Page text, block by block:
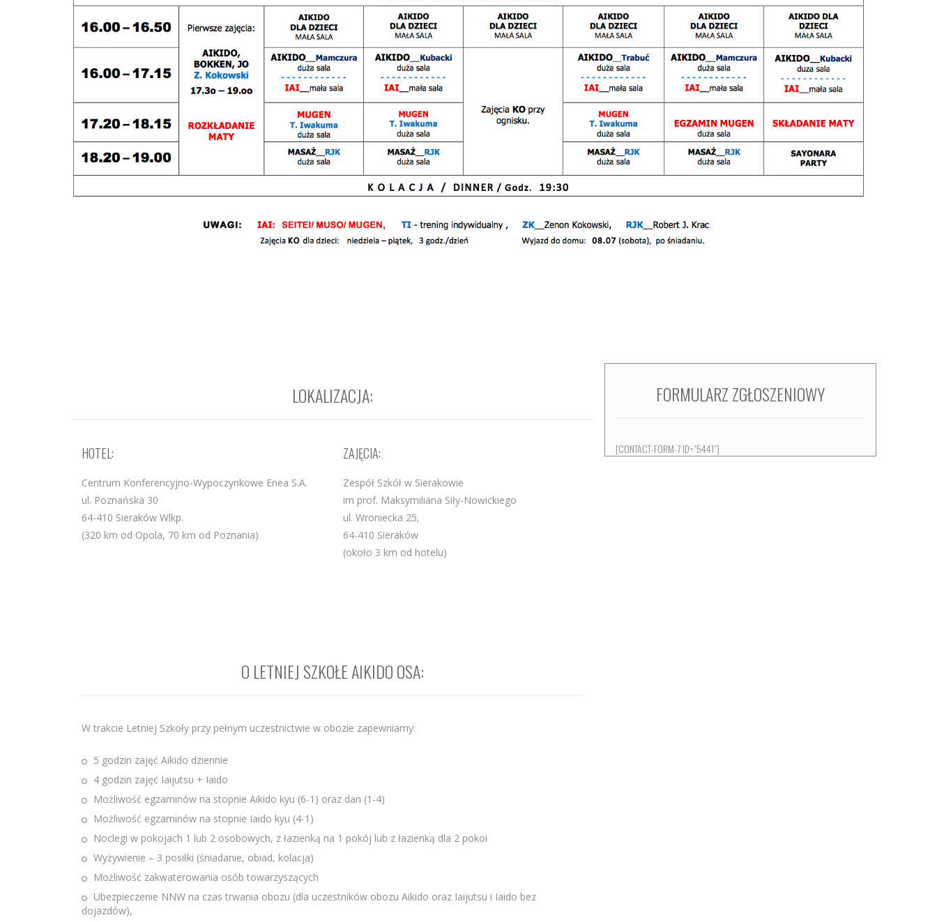
LOKALIZACJA:
HOTEL:
Centrum Konferencyjno-Wypoczynkowe Enea S.A.
ul. Poznańska 30
64-410 Sieraków Wlkp.
(320 km od Opola, 70 km od Poznania)
ZAJĘCIA:
Zespół Szkół w Sierakowie
im prof. Maksymiliana Siły-Nowickiego
ul. Wroniecka 25,
64-410 Sieraków
(około 3 km od hotelu)
O LETNIEJ SZKOŁE AIKIDO OSA:
W trakcie Letniej Szkoły przy pełnym uczestnictwie w obozie zapewniamy:
5 godzin zajęć Aikido dziennie
4 godzin zajęć Iaijutsu + Iaido
Możliwość egzaminów na stopnie Aikido kyu (6-1) oraz dan (1-4)
Możliwość egzaminów na stopnie Iaido kyu (4-1)
Noclegi w pokojach 1 lub 2 osobowych, z łazienką na 1 pokój lub z łazienką dla 2 pokoi
Wyżywienie – 3 posiłki (śniadanie, obiad, kolacja)
Możliwość zakwaterowania osób towarzyszących
Ubezpieczenie NNW na czas trwania obozu (dla uczestników obozu Aikido oraz Iaijutsu i Iaido bez
dojazdów),
FORMULARZ ZGŁOSZENIOWY
[CONTACT-FORM-7 ID="5441"]